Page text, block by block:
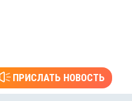
ПРИСЛАТЬ НОВОСТЬ